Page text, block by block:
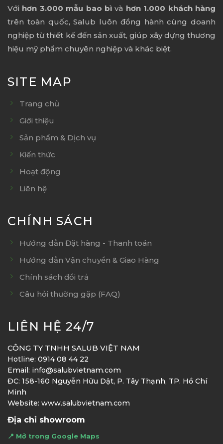
Với hơn 3.000 mẫu bao bì và hơn 1.000 khách hàng
trên toàn quốc, Salub luôn đồng hành cùng doanh
nghiệp từ thiết kế đến sản xuất, giúp xây dựng thương
hiệu mỹ phẩm chuyên nghiệp và khác biệt.
SITE MAP
Trang chủ
Giới thiệu
Sản phẩm & Dịch vụ
Kiến thức
Hoạt động
Liên hệ
CHÍNH SÁCH
Hướng dẫn Đặt hàng - Thanh toán
Hướng dẫn Vận chuyển & Giao Hàng
Chính sách đổi trả
Câu hỏi thường gặp (FAQ)
LIÊN HỆ 24/7
CÔNG TY TNHH SALUB VIỆT NAM
Hotline: 0914 08 44 22
Email: info@salubvietnam.com
ĐC: 158-160 Nguyễn Hữu Dật, P. Tây Thạnh, TP. Hồ Chí
Minh
Website: www.salubvietnam.com
Địa chỉ showroom
📍 Mở trong Google Maps